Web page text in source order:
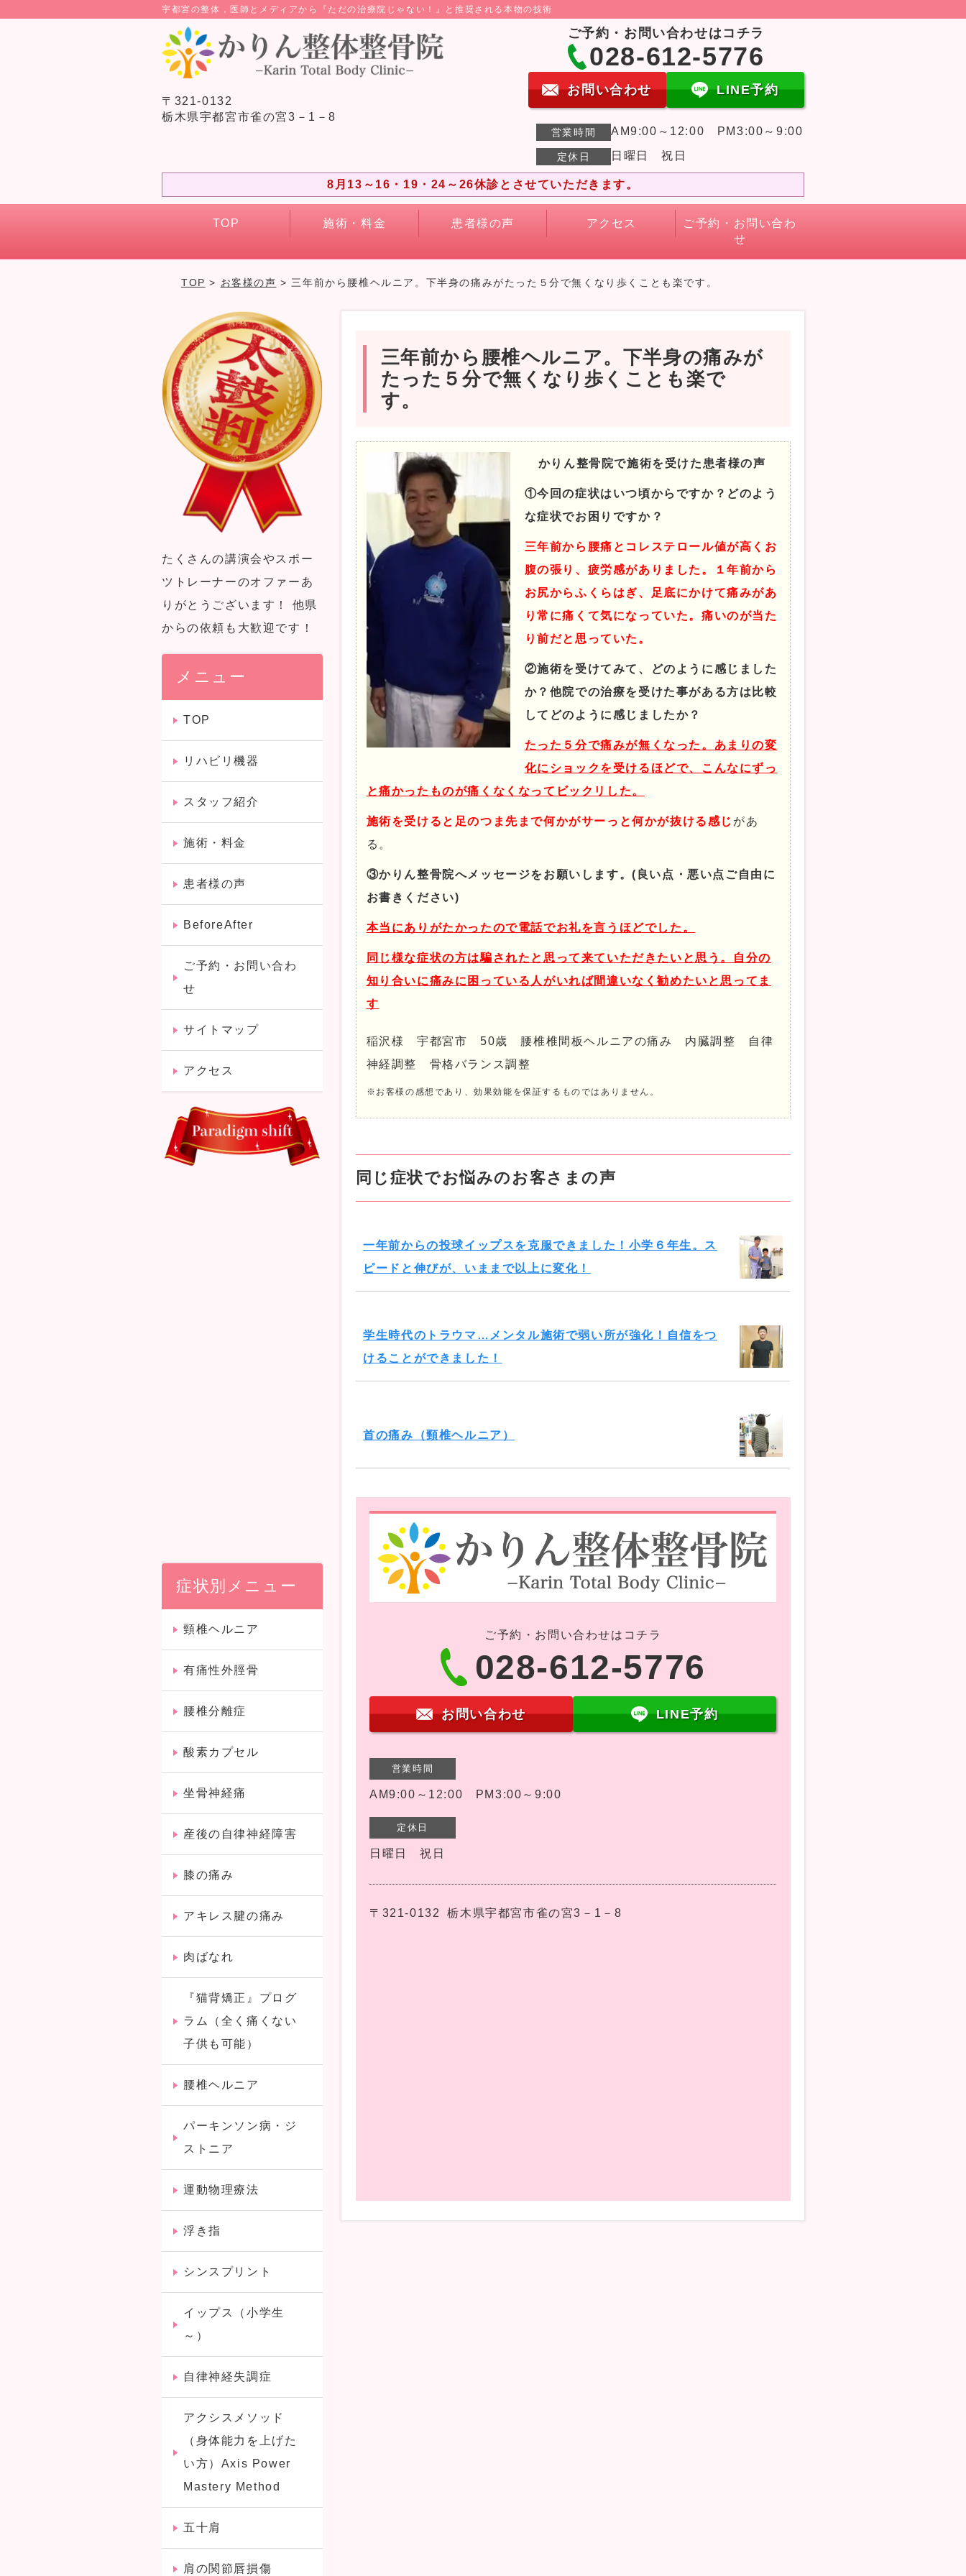
宇都宮の整体，医師とメディアから『ただの治療院じゃない！』と推奨される本物の技術
〒321-0132
栃木県宇都宮市雀の宮3－1－8
ご予約・お問い合わせはコチラ
028-612-5776
お問い合わせ LINE予約
営業時間 AM9:00～12:00 PM3:00～9:00
定休日 日曜日 祝日
8月13～16・19・24～26休診とさせていただきます。
TOP 施術・料金 患者様の声 アクセス
ご予約・お問い合わ
せ
TOP > お客様の声 > 三年前から腰椎ヘルニア。下半身の痛みがたった５分で無くなり歩くことも楽です。
三年前から腰椎ヘルニア。下半身の痛みが
たった５分で無くなり歩くことも楽で
す。
かりん整骨院で施術を受けた患者様の声
①今回の症状はいつ頃からですか？どのよう
な症状でお困りですか？
三年前から腰痛とコレステロール値が高くお
腹の張り、疲労感がありました。１年前から
お尻からふくらはぎ、足底にかけて痛みがあ
り常に痛くて気になっていた。痛いのが当た
り前だと思っていた。
②施術を受けてみて、どのように感じました
か？他院での治療を受けた事がある方は比較
してどのように感じましたか？
たった５分で痛みが無くなった。あまりの変
化にショックを受けるほどで、こんなにずっ
と痛かったものが痛くなくなってビックリした。
施術を受けると足のつま先まで何かがサーっと何かが抜ける感じ があ
る。
③かりん整骨院へメッセージをお願いします。(良い点・悪い点ご自由に
お書きください)
本当にありがたかったので電話でお礼を言うほどでした。
同じ様な症状の方は騙されたと思って来ていただきたいと思う。自分の
知り合いに痛みに困っている人がいれば間違いなく勧めたいと思ってま
す
稲沢様 宇都宮市 50歳 腰椎椎間板ヘルニアの痛み 内臓調整 自律
神経調整 骨格バランス調整
※お客様の感想であり、効果効能を保証するものではありません。
同じ症状でお悩みのお客さまの声
一年前からの投球イップスを克服できました！小学６年生。ス
ピードと伸びが、いままで以上に変化！
学生時代のトラウマ…メンタル施術で弱い所が強化！自信をつ
けることができました！
首の痛み（頸椎ヘルニア）
ご予約・お問い合わせはコチラ
028-612-5776
お問い合わせ LINE予約
営業時間
AM9:00～12:00 PM3:00～9:00
定休日
日曜日 祝日
〒321-0132 栃木県宇都宮市雀の宮3－1－8
たくさんの講演会やスポー
ツトレーナーのオファーあ
りがとうございます！ 他県
からの依頼も大歓迎です！
メニュー
TOP
リハビリ機器
スタッフ紹介
施術・料金
患者様の声
BeforeAfter
ご予約・お問い合わ
せ
サイトマップ
アクセス
症状別メニュー
頸椎ヘルニア
有痛性外脛骨
腰椎分離症
酸素カプセル
坐骨神経痛
産後の自律神経障害
膝の痛み
アキレス腱の痛み
肉ばなれ
『猫背矯正』プログ
ラム（全く痛くない
子供も可能）
腰椎ヘルニア
パーキンソン病・ジ
ストニア
運動物理療法
浮き指
シンスプリント
イップス（小学生
～）
自律神経失調症
アクシスメソッド
（身体能力を上げた
い方）Axis Power
Mastery Method
五十肩
肩の関節唇損傷